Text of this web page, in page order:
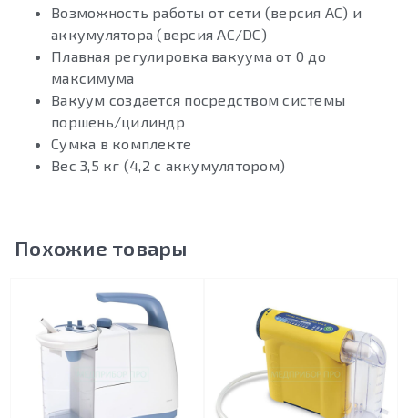
Возможность работы от сети (версия AC) и
аккумулятора (версия AC/DC)
Плавная регулировка вакуума от 0 до
максимума
Вакуум создается посредством системы
поршень/цилиндр
Сумка в комплекте
Вес 3,5 кг (4,2 с аккумулятором)
Похожие товары